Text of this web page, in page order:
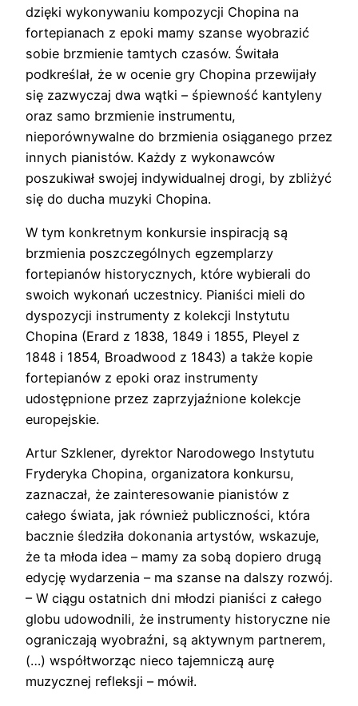
dzięki wykonywaniu kompozycji Chopina na
fortepianach z epoki mamy szanse wyobrazić
sobie brzmienie tamtych czasów. Świtała
podkreślał, że w ocenie gry Chopina przewijały
się zazwyczaj dwa wątki – śpiewność kantyleny
oraz samo brzmienie instrumentu,
nieporównywalne do brzmienia osiąganego przez
innych pianistów. Każdy z wykonawców
poszukiwał swojej indywidualnej drogi, by zbliżyć
się do ducha muzyki Chopina.
W tym konkretnym konkursie inspiracją są
brzmienia poszczególnych egzemplarzy
fortepianów historycznych, które wybierali do
swoich wykonań uczestnicy. Pianiści mieli do
dyspozycji instrumenty z kolekcji Instytutu
Chopina (Erard z 1838, 1849 i 1855, Pleyel z
1848 i 1854, Broadwood z 1843) a także kopie
fortepianów z epoki oraz instrumenty
udostępnione przez zaprzyjaźnione kolekcje
europejskie.
Artur Szklener, dyrektor Narodowego Instytutu
Fryderyka Chopina, organizatora konkursu,
zaznaczał, że zainteresowanie pianistów z
całego świata, jak również publiczności, która
bacznie śledziła dokonania artystów, wskazuje,
że ta młoda idea – mamy za sobą dopiero drugą
edycję wydarzenia – ma szanse na dalszy rozwój.
– W ciągu ostatnich dni młodzi pianiści z całego
globu udowodnili, że instrumenty historyczne nie
ograniczają wyobraźni, są aktywnym partnerem,
(…) współtworząc nieco tajemniczą aurę
muzycznej refleksji – mówił.